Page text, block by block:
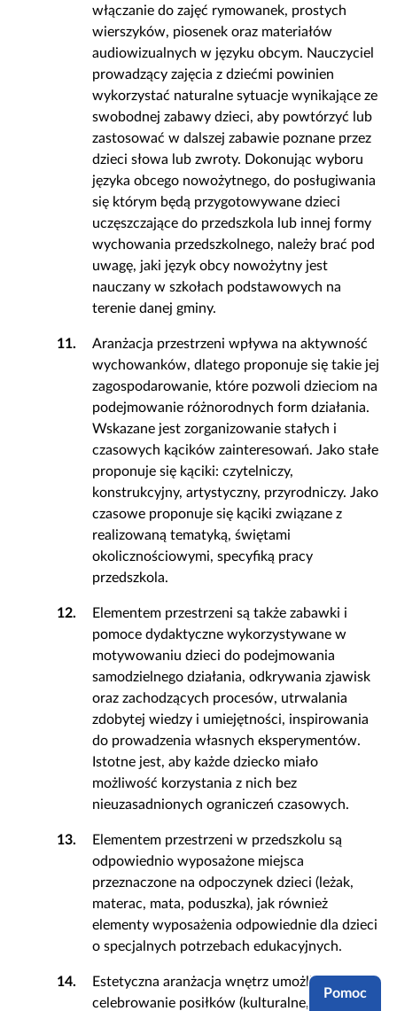
Pomoc
włączanie do zajęć rymowanek, prostych
wierszyków, piosenek oraz materiałów
audiowizualnych w języku obcym. Nauczyciel
prowadzący zajęcia z dziećmi powinien
wykorzystać naturalne sytuacje wynikające ze
swobodnej zabawy dzieci, aby powtórzyć lub
zastosować w dalszej zabawie poznane przez
dzieci słowa lub zwroty. Dokonując wyboru
języka obcego nowożytnego, do posługiwania
się którym będą przygotowywane dzieci
uczęszczające do przedszkola lub innej formy
wychowania przedszkolnego, należy brać pod
uwagę, jaki język obcy nowożytny jest
nauczany w szkołach podstawowych na
terenie danej gminy.
11.
Aranżacja przestrzeni wpływa na aktywność
wychowanków, dlatego proponuje się takie jej
zagospodarowanie, które pozwoli dzieciom na
podejmowanie różnorodnych form działania.
Wskazane jest zorganizowanie stałych i
czasowych kącików zainteresowań. Jako stałe
proponuje się kąciki: czytelniczy,
konstrukcyjny, artystyczny, przyrodniczy. Jako
czasowe proponuje się kąciki związane z
realizowaną tematyką, świętami
okolicznościowymi, specyfiką pracy
przedszkola.
12.
Elementem przestrzeni są także zabawki i
pomoce dydaktyczne wykorzystywane w
motywowaniu dzieci do podejmowania
samodzielnego działania, odkrywania zjawisk
oraz zachodzących procesów, utrwalania
zdobytej wiedzy i umiejętności, inspirowania
do prowadzenia własnych eksperymentów.
Istotne jest, aby każde dziecko miało
możliwość korzystania z nich bez
nieuzasadnionych ograniczeń czasowych.
13.
Elementem przestrzeni w przedszkolu są
odpowiednio wyposażone miejsca
przeznaczone na odpoczynek dzieci (leżak,
materac, mata, poduszka), jak również
elementy wyposażenia odpowiednie dla dzieci
o specjalnych potrzebach edukacyjnych.
14.
Estetyczna aranżacja wnętrz umożliwia
celebrowanie posiłków (kulturalne, spokojne